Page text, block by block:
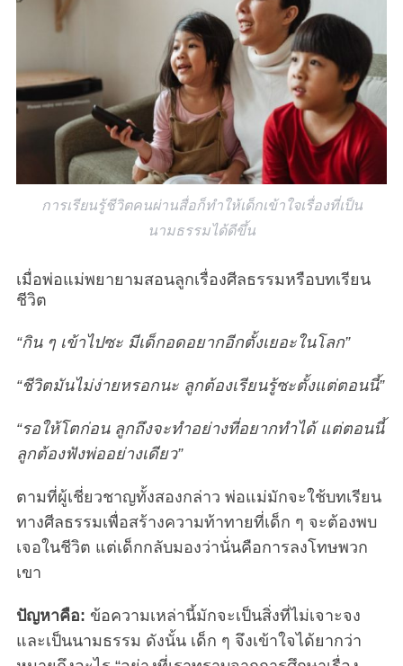
การเรียนรู้ชีวิตคนผ่านสื่อก็ทำให้เด็กเข้าใจเรื่องที่เป็น
นามธรรมได้ดีขึ้น
เมื่อพ่อแม่พยายามสอนลูกเรื่องศีลธรรมหรือบทเรียน
ชีวิต
“กิน ๆ เข้าไปซะ มีเด็กอดอยากอีกตั้งเยอะในโลก”
“ชีวิตมันไม่ง่ายหรอกนะ ลูกต้องเรียนรู้ซะตั้งแต่ตอนนี้”
“รอให้โตก่อน ลูกถึงจะทำอย่างที่อยากทำได้ แต่ตอนนี้
ลูกต้องฟังพ่ออย่างเดียว”
ตามที่ผู้เชี่ยวชาญทั้งสองกล่าว พ่อแม่มักจะใช้บทเรียน
ทางศีลธรรมเพื่อสร้างความท้าทายที่เด็ก ๆ จะต้องพบ
เจอในชีวิต แต่เด็กกลับมองว่านั่นคือการลงโทษพวก
เขา
ปัญหาคือ: ข้อความเหล่านี้มักจะเป็นสิ่งที่ไม่เจาะจง
และเป็นนามธรรม ดังนั้น เด็ก ๆ จึงเข้าใจได้ยากว่า